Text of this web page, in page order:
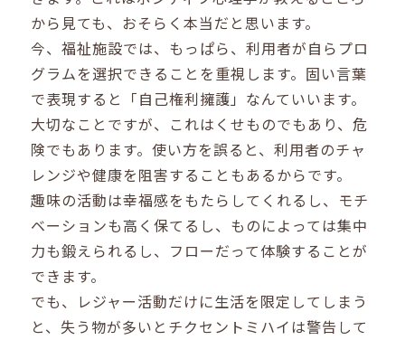
から見ても、おそらく本当だと思います。
今、福祉施設では、もっぱら、利用者が自らプロ
グラムを選択できることを重視します。固い言葉
で表現すると「自己権利擁護」なんていいます。
大切なことですが、これはくせものでもあり、危
険でもあります。使い方を誤ると、利用者のチャ
レンジや健康を阻害することもあるからです。
趣味の活動は幸福感をもたらしてくれるし、モチ
ベーションも高く保てるし、ものによっては集中
力も鍛えられるし、フローだって体験することが
できます。
でも、レジャー活動だけに生活を限定してしまう
と、失う物が多いとチクセントミハイは警告して